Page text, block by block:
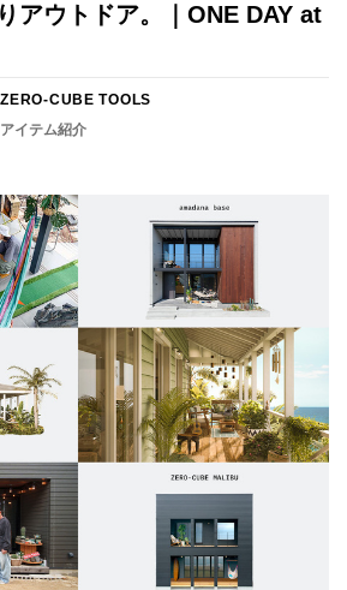
アウトドア。｜ONE DAY at
ZERO-CUBE TOOLS
イテム紹介